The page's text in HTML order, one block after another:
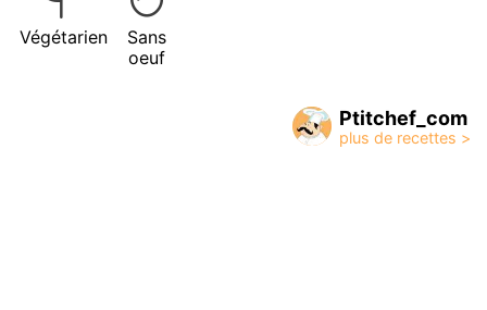
Végétarien
Sans
oeuf
Ptitchef_com